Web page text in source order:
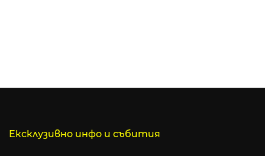
Ексклузивно инфо и събития